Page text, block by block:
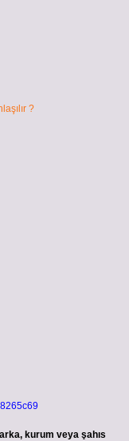
?
kurum veya şahıs